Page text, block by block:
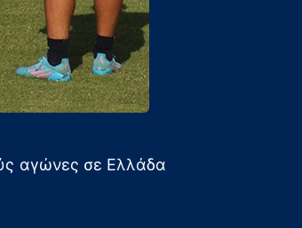
αγώνες σε Ελλάδα